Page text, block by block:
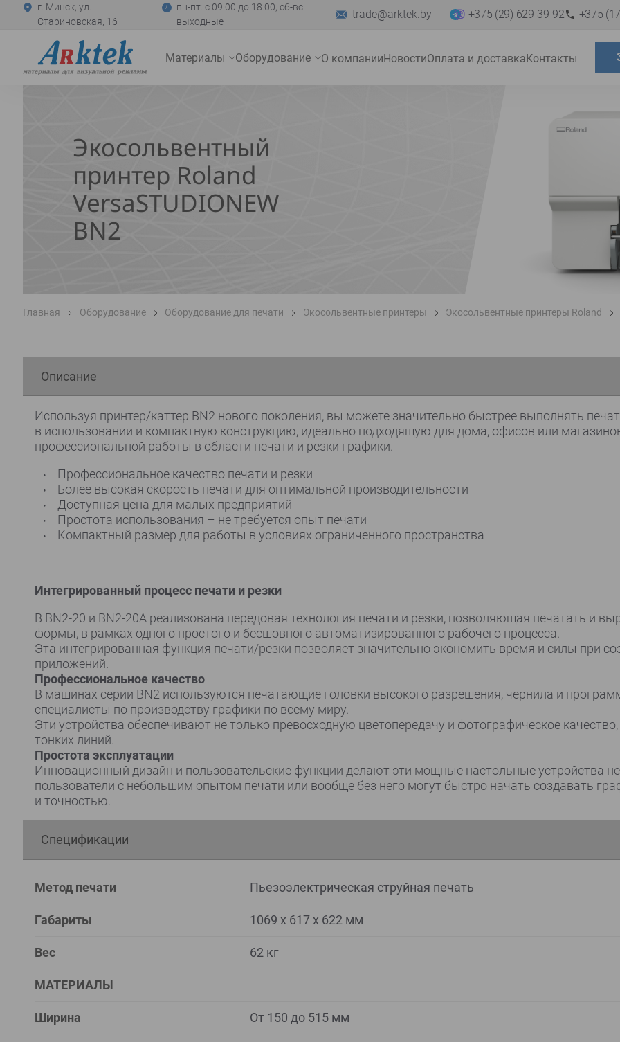
г. Минск, ул.
Стариновская, 16
пн-пт: с 09:00 до 18:00, сб-вс:
выходные
trade@arktek.by +375 (29) 629-39-92 +375
главную
Материалы Оборудование О компанииНовостиОплата и доставкаКонтакты
Экосольвентный
принтер Roland
VersaSTUDIONEW
BN2
Главная Оборудование Оборудование для печати Экосольвентные принтеры Экосольвентные принтеры Roland
Описание
Используя принтер/каттер BN2 нового поколения, вы можете значительно быстрее выполнять
в использовании и компактную конструкцию, идеально подходящую для дома, офисов или
профессиональной работы в области печати и резки графики.
Профессиональное качество печати и резки
Более высокая скорость печати для оптимальной производительности
Доступная цена для малых предприятий
Простота использования – не требуется опыт печати
Компактный размер для работы в условиях ограниченного пространства
Интегрированный процесс печати и резки
В BN2-20 и BN2-20A реализована передовая технология печати и резки, позволяющая печатать и
формы, в рамках одного простого и бесшовного автоматизированного рабочего процесса.
Эта интегрированная функция печати/резки позволяет значительно экономить время и силы при
приложений.
Профессиональное качество
В машинах серии BN2 используются печатающие головки высокого разрешения, чернила и
специалисты по производству графики по всему миру.
Эти устройства обеспечивают не только превосходную цветопередачу и фотографическое
тонких линий.
Простота эксплуатации
Инновационный дизайн и пользовательские функции делают эти мощные настольные устройства
пользователи с небольшим опытом печати или вообще без него могут быстро начать создавать
и точностью.
Спецификации
Метод печати Пьезоэлектрическая струйная печать
Габариты 1069 x 617 x 622 мм
Вес 62 кг
МАТЕРИАЛЫ
Ширина От 150 до 515 мм